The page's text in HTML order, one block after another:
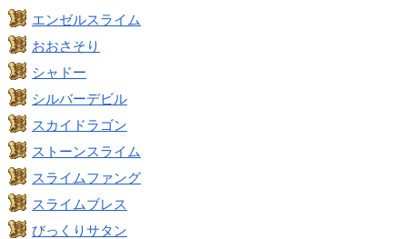
エンゼルスライム
おおさそり
シャドー
シルバーデビル
スカイドラゴン
ストーンスライム
スライムファング
スライムブレス
びっくりサタン